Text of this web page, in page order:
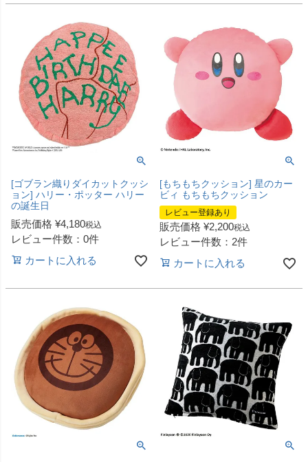
[ゴブラン織りダイカットクッシ
ョン] ハリー・ポッター ハリー
の誕生日
販売価格 ¥4,180税込
レビュー件数：0件
カートに入れる
[もちもちクッション] 星のカー
ビィ もちもちクッション
レビュー登録あり
販売価格 ¥2,200税込
レビュー件数：2件
カートに入れる